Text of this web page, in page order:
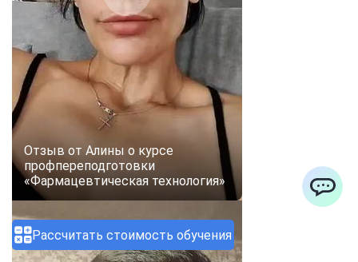
Рассчитать стоимость обучения
Отзыв от Алины о курсе
профпереподготовки
«Фармацевтическая технология»